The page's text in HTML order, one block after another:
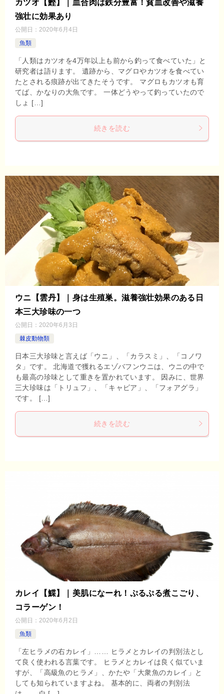
カツオ【鰹】｜血合肉は鉄分豊富！貧血改善や滋養
強壮に効果あり
公開日： 2020年6月4日
魚類
「人類はカツオを4万年以上も前から釣って食べていた」と
研究者は語ります。 遺跡から、マグロやカツオを食べてい
たとされる痕跡が出てきたそうです。 マグロもカツオも育
てば、かなりの大魚です。 一体どうやって釣っていたので
しょ […]
続きを読む
ウニ【雲丹】｜身は生殖巣。滋養強壮効果のある日
本三大珍味の一つ
公開日： 2020年6月3日
棘皮動物類
日本三大珍味と言えば「ウニ」、「カラスミ」、「コノワ
タ」です。 北海道で獲れるエゾバフンウニは、ウニの中で
も最高の珍味として重きを置かれています。 因みに、世界
三大珍味は「トリュフ」、「キャビア」、「フォアグラ」
です。 […]
続きを読む
カレイ【鰈】｜美肌になーれ！ぷるぷる煮こごり、
コラーゲン！
公開日： 2020年6月2日
魚類
「左ヒラメの右カレイ」…… ヒラメとカレイの判別法とし
て良く使われる言葉です。 ヒラメとカレイは良く似ていま
すが、「高級魚のヒラメ」、かたや「大衆魚のカレイ」と
しても知られていますよね。 基本的に、両者の判別法